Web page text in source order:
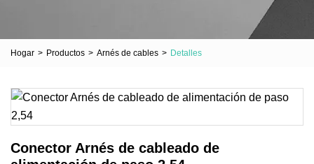
Hogar > Productos > Arnés de cables > Detalles
Conector Arnés de cableado de